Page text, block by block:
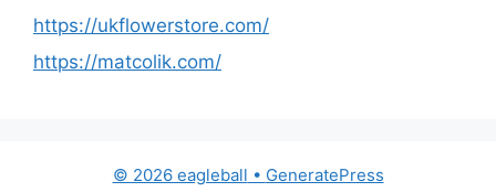
https://ukflowerstore.com/
https://matcolik.com/
© 2026 eagleball • GeneratePress